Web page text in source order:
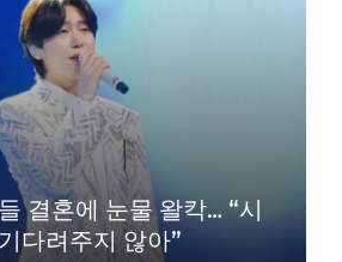
결혼에 눈물 왈칵… “시
다려주지 않아”